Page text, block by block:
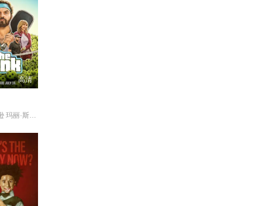
高清
杰克·约翰逊 玛丽·斯汀伯根